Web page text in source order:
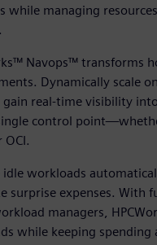
while managing
Navops™ transforms
Dynamically scale
real-time visibility
control
OCI.
idle workloads
surprise expenses. With
managers,
while keeping spending